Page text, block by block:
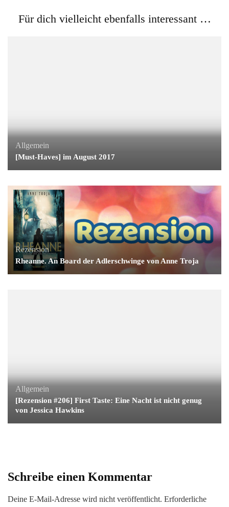
Für dich vielleicht ebenfalls interessant …
Allgemein
[Must-Haves] im August 2017
Rezension
Rheanne. An Board der Adlerschwinge von Anne Troja
Allgemein
[Rezension #206] First Taste: Eine Nacht ist nicht genug
von Jessica Hawkins
Schreibe einen Kommentar
Deine E-Mail-Adresse wird nicht veröffentlicht. Erforderliche